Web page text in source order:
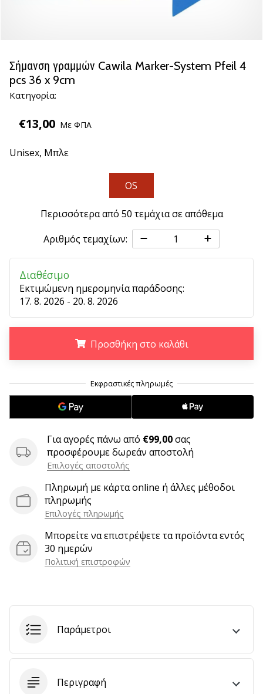
του
βόλεϊ
όπως
εμείς;
μαζί
ως
πρεσβευτής
11. 8. 2022
Weplayvolleyball
Πρόγραμμα
Έχετε
ιστότοπο,
ιστολόγιο,
στο
Facebook
ή
φόρουμ
συζητήσεων;
Αφήστε
τα
να
αποφέρουν
έσοδα.
όλων
άρθρων
Σήμανση γραμμών Cawila Marker-System Pfeil 4
pcs 36 x 9cm
Κατηγορία:
€13,00 Με ΦΠΑ
Unisex, Μπλε
OS
Περισσότερα από 50 τεμάχια σε απόθεμα
Αριθμός τεμαχίων:
Διαθέσιμο
Εκτιμώμενη ημερομηνία παράδοσης:
17. 8. 2026 - 20. 8. 2026
Προσθήκη στο καλάθι
Για αγορές πάνω από €99,00σας
προσφέρουμε δωρεάν αποστολή
Επιλογές αποστολής
Πληρωμή με κάρτα online ή άλλες μέθοδοι
πληρωμής
Επιλογές πληρωμής
Μπορείτε να επιστρέψετε τα προϊόντα εντός
30 ημερών
Πολιτική επιστροφών
Παράμετροι
Περιγραφή